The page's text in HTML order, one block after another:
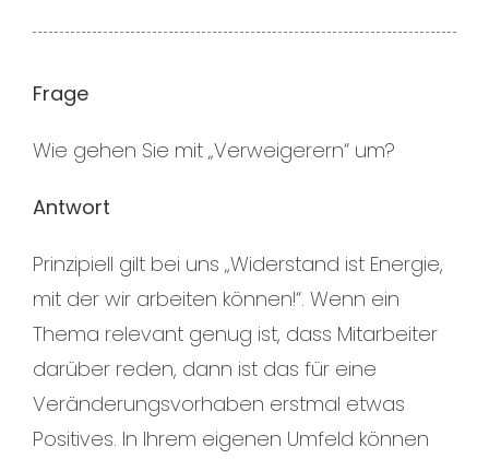
Frage
Wie gehen Sie mit „Verweigerern“ um?
Antwort
Prinzipiell gilt bei uns „Widerstand ist Energie,
mit der wir arbeiten können!“. Wenn ein
Thema relevant genug ist, dass Mitarbeiter
darüber reden, dann ist das für eine
Veränderungsvorhaben erstmal etwas
Positives. In Ihrem eigenen Umfeld können